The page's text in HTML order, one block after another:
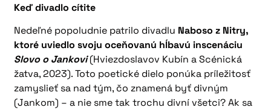
Keď divadlo cítite
Nedeľné popoludnie patrilo divadlu Naboso z Nitry,
ktoré uviedlo svoju oceňovanú hĺbavú inscenáciu
Slovo o Jankovi (Hviezdoslavov Kubín a Scénická
žatva, 2023). Toto poetické dielo ponúka príležitosť
zamyslieť sa nad tým, čo znamená byť divným
(Jankom) – a nie sme tak trochu divní všetci? Ak sa